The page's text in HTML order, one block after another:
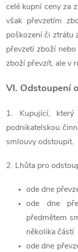
celé kupní ceny za
však převzetím
poškození či ztrátu
převzetí zboží
zboží převzít, ale v
VI. Odstoupení
1. Kupující,
podnikatelskou
smlouvy odstoupit.
2. Lhůta pro
ode dne
ode dne
předmětem
několika částí
ode dne